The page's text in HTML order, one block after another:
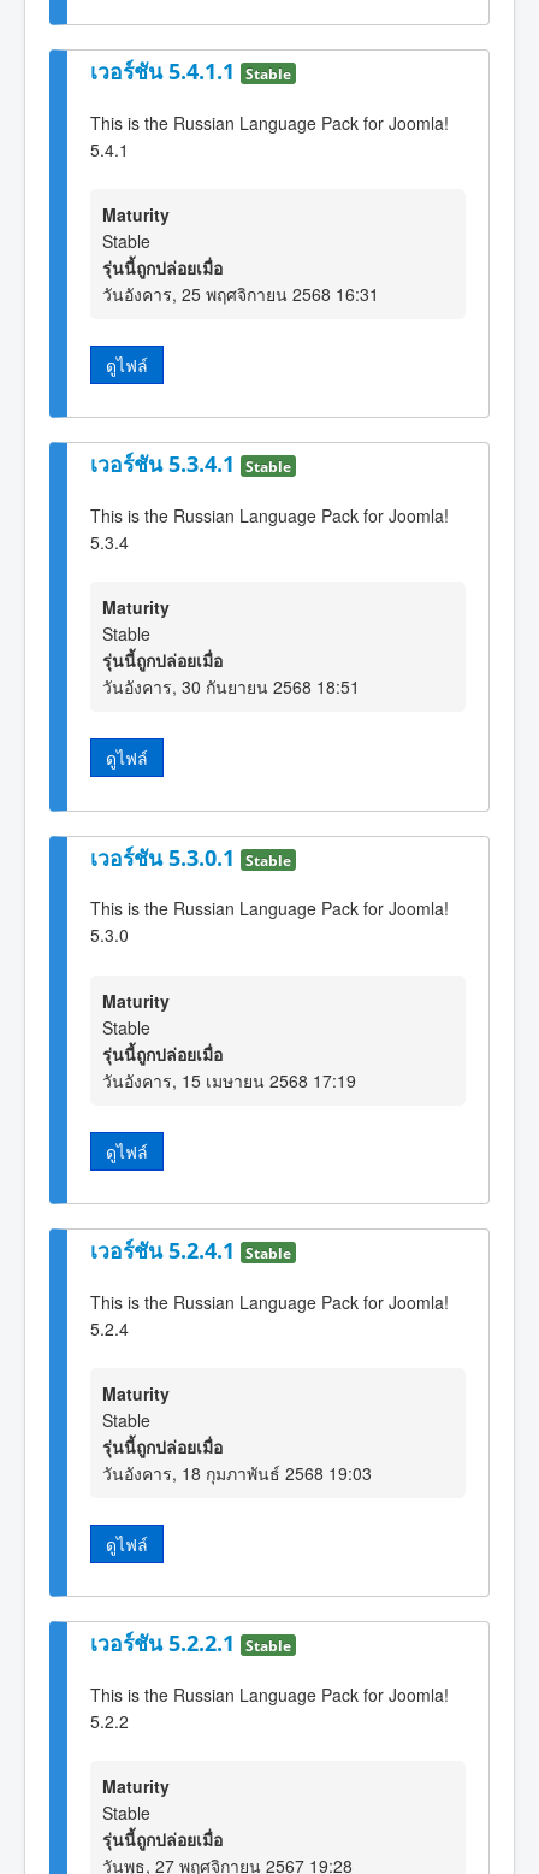
เวอร์ชัน 5.4.1.1 Stable
This is the Russian Language Pack for Joomla!
5.4.1
Maturity
Stable
รุ่นนี้ถูกปล่อยเมื่อ
วันอังคาร, 25 พฤศจิกายน 2568 16:31
ดูไฟล์
เวอร์ชัน 5.3.4.1 Stable
This is the Russian Language Pack for Joomla!
5.3.4
Maturity
Stable
รุ่นนี้ถูกปล่อยเมื่อ
วันอังคาร, 30 กันยายน 2568 18:51
ดูไฟล์
เวอร์ชัน 5.3.0.1 Stable
This is the Russian Language Pack for Joomla!
5.3.0
Maturity
Stable
รุ่นนี้ถูกปล่อยเมื่อ
วันอังคาร, 15 เมษายน 2568 17:19
ดูไฟล์
เวอร์ชัน 5.2.4.1 Stable
This is the Russian Language Pack for Joomla!
5.2.4
Maturity
Stable
รุ่นนี้ถูกปล่อยเมื่อ
วันอังคาร, 18 กุมภาพันธ์ 2568 19:03
ดูไฟล์
เวอร์ชัน 5.2.2.1 Stable
This is the Russian Language Pack for Joomla!
5.2.2
Maturity
Stable
รุ่นนี้ถูกปล่อยเมื่อ
วันพุธ, 27 พฤศจิกายน 2567 19:28